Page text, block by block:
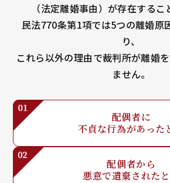
（法定離婚事由）が存在するこ
民法770条第1項では5つの離婚原
り、
これら以外の理由で裁判所が離婚
ません。
配偶者に
不貞な行為があった
配偶者から
悪意で遺棄された